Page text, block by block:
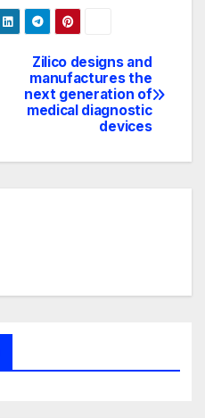
Zilico designs and
manufactures the
next generation of
medical diagnostic
devices